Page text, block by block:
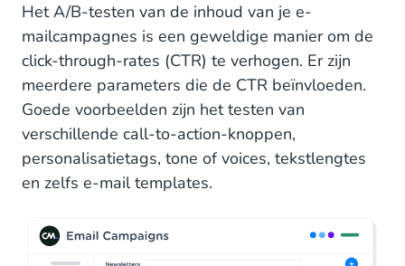
Het A/B-testen van de inhoud van je e-
mailcampagnes is een geweldige manier om de
click-through-rates (CTR) te verhogen. Er zijn
meerdere parameters die de CTR beïnvloeden.
Goede voorbeelden zijn het testen van
verschillende call-to-action-knoppen,
personalisatietags, tone of voices, tekstlengtes
en zelfs e-mail templates.